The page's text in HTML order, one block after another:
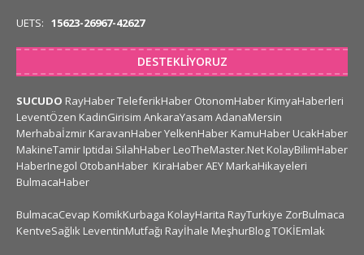
UETS: 15623-26967-42627
DESTEKLIYORUZ
SUCUDO RayHaberTeleferikHaber OtonomHaber KimyaHaberleri
LeventÖzen KadinGirisim AnkaraYasam AdanaMersin
Merhabaİzmir KaravanHaberYelkenHaber KamuHaber UcakHaber
MakineTamir Iptidai SilahHaber LeoTheMaster.Net KolayBilimHaber
HaberInegol OtobanHaber KiraHaberAEY MarkaHikayeleri
BulmacaHaber
BulmacaCevap KomikKurbaga KolayHarita RayTurkiye ZorBulmaca
KentveSağlık LeventinMutfağı Rayİhale MeşhurBlogTOKİEmlak